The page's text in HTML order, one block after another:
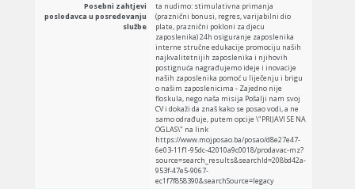
Posebni zahtjevi
poslodavca u posredovanju
službe
ta nudimo: stimulativna primanja
(praznični bonusi, regres, varijabilni dio
plate, praznični pokloni za djecu
zaposlenika) 24h osiguranje zaposlenika
interne stručne edukacije promociju naših
najkvalitetnijih zaposlenika i njihovih
postignuća nagrađujemo ideje i inovacije
naših zaposlenika pomoć u liječenju i brigu
o našim zaposlenicima - Zajedno nije
floskula, nego naša misija Pošalji nam svoj
CV i dokaži da znaš kako se posao vodi, a ne
samo odrađuje, putem opcije \"PRIJAVI SE NA
OGLAS\" na link
https://www.mojposao.ba/posao/d8e27e47-
6e03-11f1-95dc-42010a9c0018/prodavac-mz?
source=search_results&searchId=208bd42a-
953f-47e5-9067-
ec1f7f858390&searchSource=legacy